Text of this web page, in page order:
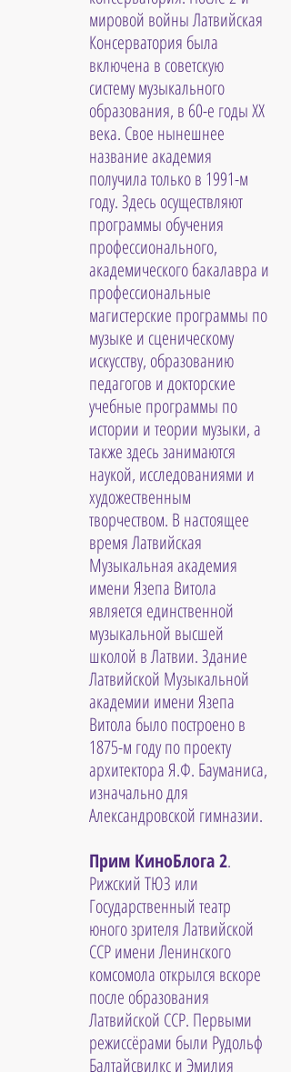
мировой войны Латвийская
Консерватория была
включена в советскую
систему музыкального
образования, в 60-е годы ХХ
века. Свое нынешнее
название академия
получила только в 1991-м
году. Здесь осуществляют
программы обучения
профессионального,
академического бакалавра и
профессиональные
магистерские программы по
музыке и сценическому
искусству, образованию
педагогов и докторские
учебные программы по
истории и теории музыки, а
также здесь занимаются
наукой, исследованиями и
художественным
творчеством. В настоящее
время Латвийская
Музыкальная академия
имени Язепа Витола
является единственной
музыкальной высшей
школой в Латвии. Здание
Латвийской Музыкальной
академии имени Язепа
Витола было построено в
1875-м году по проекту
архитектора Я.Ф. Бауманиса,
изначально для
Александровской гимназии.
Прим КиноБлога 2.
Рижский ТЮЗ или
Государственный театр
юного зрителя Латвийской
ССР имени Ленинского
комсомола открылся вскоре
после образования
Латвийской ССР. Первыми
режиссёрами были Рудольф
Балтайсвилкс и Эмилия